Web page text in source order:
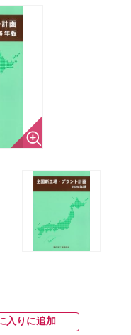
入りに追加